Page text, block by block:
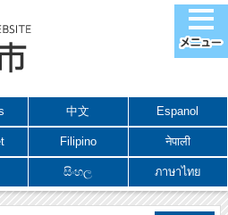
中文 Espanol
Filipino नेपाली
සිංහල ภาษาไทย